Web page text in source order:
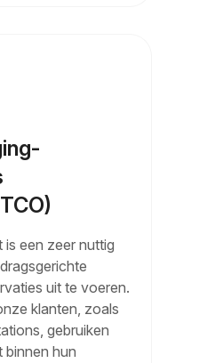
een zeer nuttig
uit te voeren.
klanten, zoals
gebruiken
binnen hun